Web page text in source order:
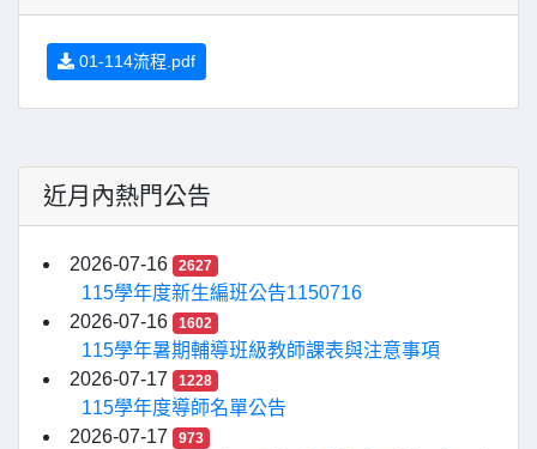
01-114流程.pdf
近月內熱門公告
2026-07-16 2627
115學年度新生編班公告1150716
2026-07-16
1602
115學年暑期輔導班級教師課表與注意事項
2026-07-17
1228
115學年度導師名單公告
2026-07-17
973